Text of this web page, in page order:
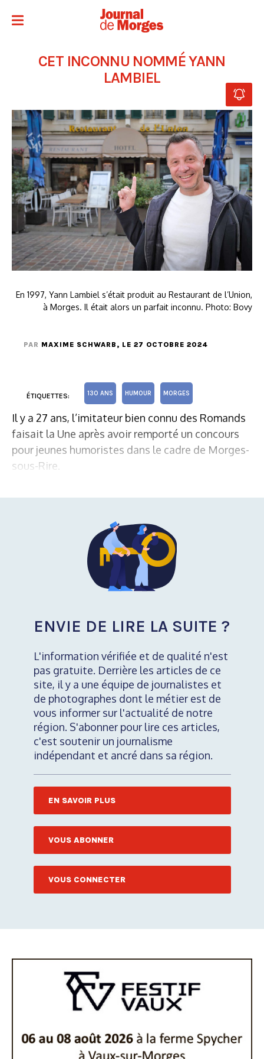
CET INCONNU NOMMÉ YANN
LAMBIEL
En 1997, Yann Lambiel s’était produit au Restaurant de l’Union,
à Morges. Il était alors un parfait inconnu. Photo: Bovy
PAR MAXIME SCHWARB , LE 27 OCTOBRE 2024
ÉTIQUETTES: 130 ANS HUMOUR MORGES
Il y a 27 ans, l’imitateur bien connu des Romands
faisait la Une après avoir remporté un concours
pour jeunes humoristes dans le cadre de Morges-
sous-Rire.
ENVIE DE LIRE LA SUITE ?
L'information vérifiée et de qualité n'est
pas gratuite. Derrière les articles de ce
site, il y a une équipe de journalistes et
de photographes dont le métier est de
vous informer sur l'actualité de notre
région. S'abonner pour lire ces articles,
c'est soutenir un journalisme
indépendant et ancré dans sa région.
EN SAVOIR PLUS
VOUS ABONNER
VOUS CONNECTER